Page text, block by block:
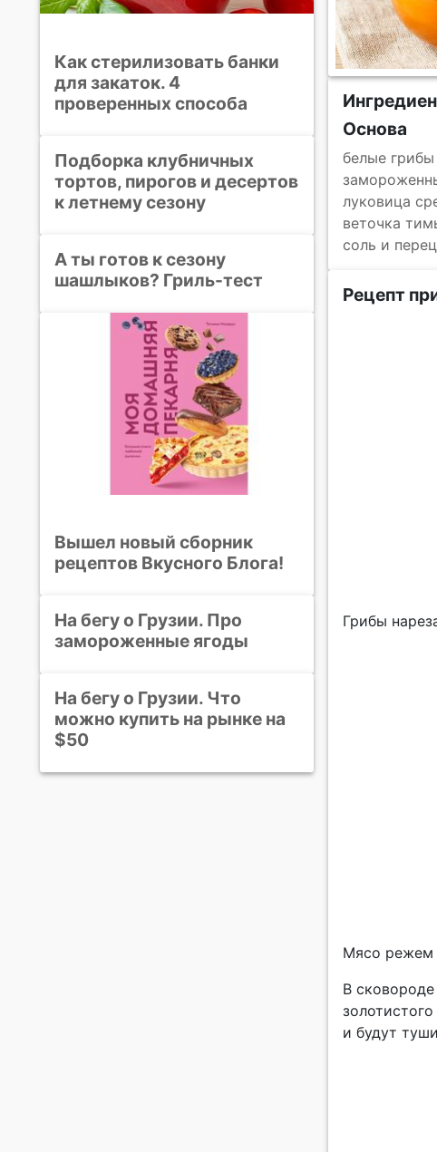
Основа
белые
луковица
веточка
соль и
Рецепт
Грибы
Мясо режем
В
и будут
Как стерилизовать банки
для закаток. 4
проверенных способа
Подборка клубничных
тортов, пирогов и десертов
к летнему сезону
А ты готов к сезону
шашлыков? Гриль-тест
Вышел новый сборник
рецептов Вкусного Блога!
На бегу о Грузии. Про
замороженные ягоды
На бегу о Грузии. Что
можно купить на рынке на
$50